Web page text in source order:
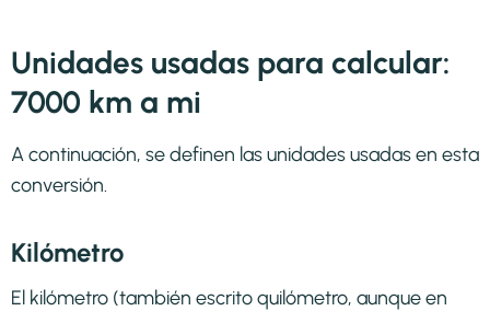
Unidades usadas para calcular:
7000 km a mi
A continuación, se definen las unidades usadas en esta
conversión.
Kilómetro
El kilómetro (también escrito quilómetro, aunque en